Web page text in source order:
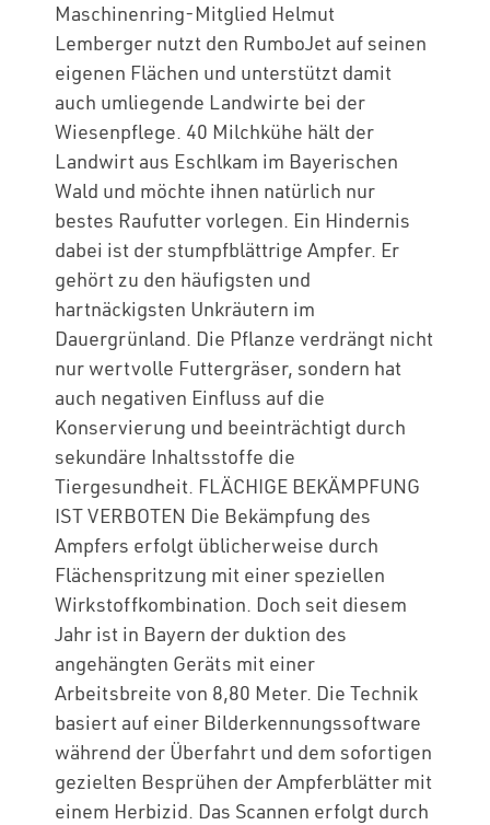
Maschinenring-Mitglied Helmut
Lemberger nutzt den RumboJet auf seinen
eigenen Flächen und unterstützt damit
auch umliegende Landwirte bei der
Wiesenpflege. 40 Milchkühe hält der
Landwirt aus Eschlkam im Bayerischen
Wald und möchte ihnen natürlich nur
bestes Raufutter vorlegen. Ein Hindernis
dabei ist der stumpfblättrige Ampfer. Er
gehört zu den häufigsten und
hartnäckigsten Unkräutern im
Dauergrünland. Die Pflanze verdrängt nicht
nur wertvolle Futtergräser, sondern hat
auch negativen Einfluss auf die
Konservierung und beeinträchtigt durch
sekundäre Inhaltsstoffe die
Tiergesundheit. FLÄCHIGE BEKÄMPFUNG
IST VERBOTEN Die Bekämpfung des
Ampfers erfolgt üblicherweise durch
Flächenspritzung mit einer speziellen
Wirkstoffkombination. Doch seit diesem
Jahr ist in Bayern der duktion des
angehängten Geräts mit einer
Arbeitsbreite von 8,80 Meter. Die Technik
basiert auf einer Bilderkennungssoftware
während der Überfahrt und dem sofortigen
gezielten Besprühen der Ampferblätter mit
einem Herbizid. Das Scannen erfolgt durch